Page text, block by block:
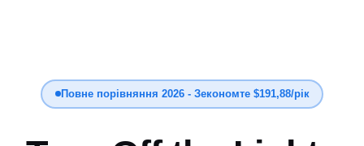
Повне порівняння 2026 - Зекономте $191,88/рік